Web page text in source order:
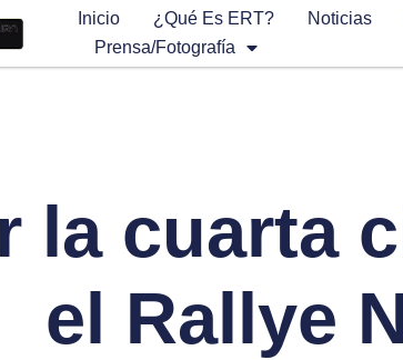
Inicio ¿Qué Es ERT? Noticias
Prensa/Fotografía
la cuarta
el Rallye